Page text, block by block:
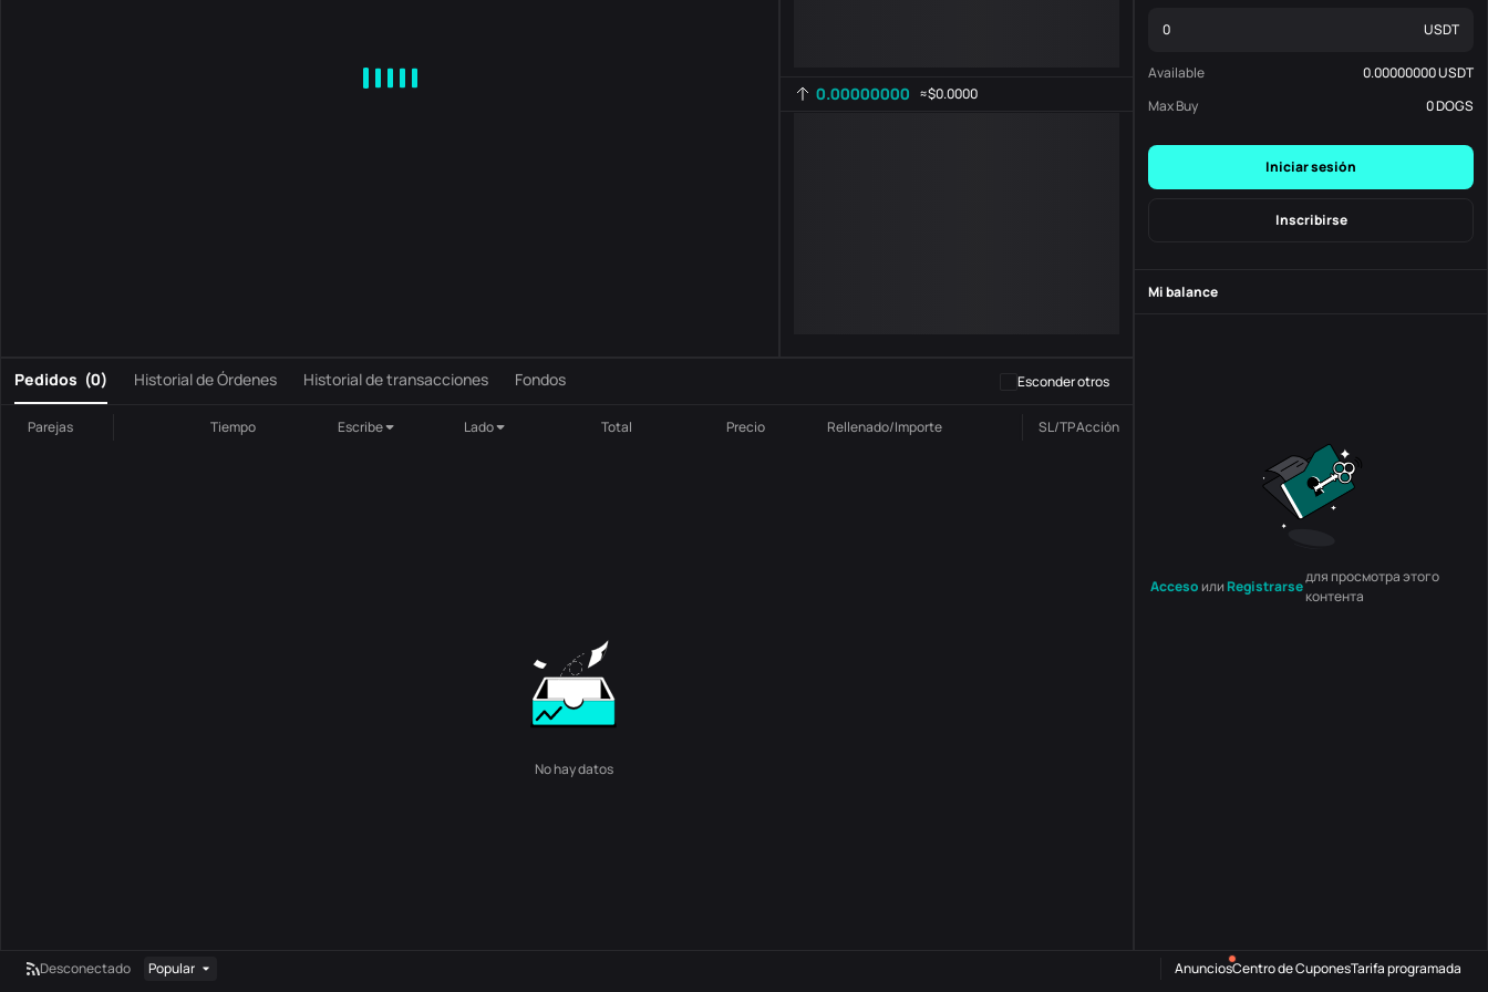
0.00000000 ≈$0.0000
-
Pedidos (0) Historial de Órdenes Historial de transacciones Fondos Esconder otros
Parejas Tiempo Escribe Lado Total Precio Rellenado/Importe SL/TPAcción
No hay datos
USDT
Available 0.00000000USDT
Max Buy
0DOGS
Iniciar sesión
Inscribirse
Mi balance
Acceso или Registrarse
для просмотра этого
контента
Desconectado Popular AnunciosCentro de CuponesTarifa programada